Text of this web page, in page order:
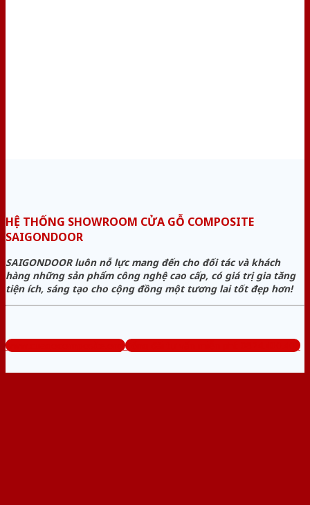
HỆ THỐNG SHOWROOM CỬA GỖ COMPOSITE
SAIGONDOOR
SAIGONDOOR luôn nỗ lực mang đến cho đối tác và khách
hàng những sản phẩm công nghệ cao cấp, có giá trị gia tăng
tiện ích, sáng tạo cho cộng đồng một tương lai tốt đẹp hơn!
www.cuagocomposite.org Tổng đài tư vấn miễn phí: 0824.400.400